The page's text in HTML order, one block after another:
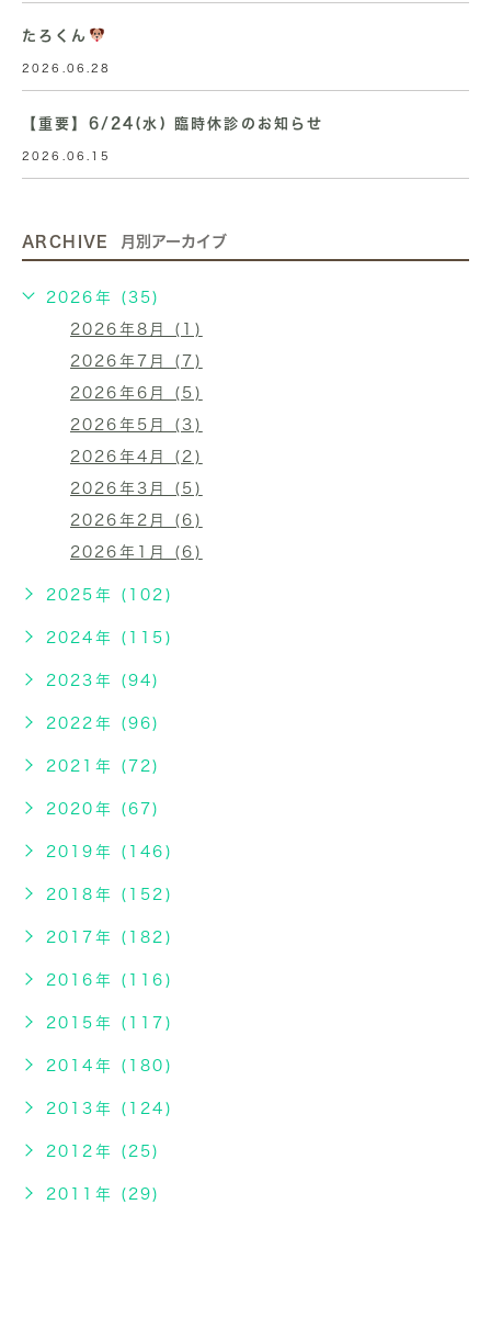
たろくん
2026.06.28
【重要】6/24(水) 臨時休診のお知らせ
2026.06.15
ARCHIVE 月別アーカイブ
2026年 (35)
2026年8月 (1)
2026年7月 (7)
2026年6月 (5)
2026年5月 (3)
2026年4月 (2)
2026年3月 (5)
2026年2月 (6)
2026年1月 (6)
2025年 (102)
2024年 (115)
2023年 (94)
2022年 (96)
2021年 (72)
2020年 (67)
2019年 (146)
2018年 (152)
2017年 (182)
2016年 (116)
2015年 (117)
2014年 (180)
2013年 (124)
2012年 (25)
2011年 (29)